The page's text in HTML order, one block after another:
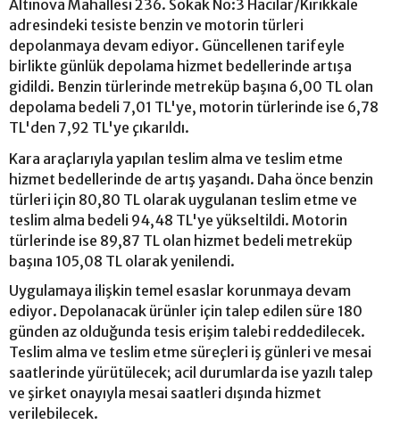
Altınova Mahallesi 236. Sokak No:3 Hacılar/Kırıkkale
adresindeki tesiste benzin ve motorin türleri
depolanmaya devam ediyor. Güncellenen tarifeyle
birlikte günlük depolama hizmet bedellerinde artışa
gidildi. Benzin türlerinde metreküp başına 6,00 TL olan
depolama bedeli 7,01 TL'ye, motorin türlerinde ise 6,78
TL'den 7,92 TL'ye çıkarıldı.
Kara araçlarıyla yapılan teslim alma ve teslim etme
hizmet bedellerinde de artış yaşandı. Daha önce benzin
türleri için 80,80 TL olarak uygulanan teslim etme ve
teslim alma bedeli 94,48 TL'ye yükseltildi. Motorin
türlerinde ise 89,87 TL olan hizmet bedeli metreküp
başına 105,08 TL olarak yenilendi.
Uygulamaya ilişkin temel esaslar korunmaya devam
ediyor. Depolanacak ürünler için talep edilen süre 180
günden az olduğunda tesis erişim talebi reddedilecek.
Teslim alma ve teslim etme süreçleri iş günleri ve mesai
saatlerinde yürütülecek; acil durumlarda ise yazılı talep
ve şirket onayıyla mesai saatleri dışında hizmet
verilebilecek.